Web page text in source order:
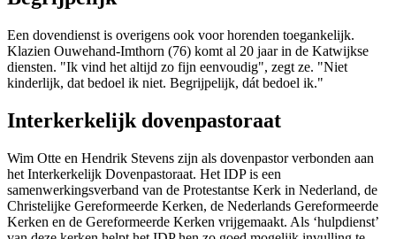
Een dovendienst is overigens ook voor horenden toegankelijk.
Klazien Ouwehand-Imthorn (76) komt al 20 jaar in de Katwijkse
diensten. "Ik vind het altijd zo fijn eenvoudig", zegt ze. "Niet
kinderlijk, dat bedoel ik niet. Begrijpelijk, dát bedoel ik."
Interkerkelijk dovenpastoraat
Wim Otte en Hendrik Stevens zijn als dovenpastor verbonden aan
het Interkerkelijk Dovenpastoraat. Het IDP is een
samenwerkingsverband van de Protestantse Kerk in Nederland, de
Christelijke Gereformeerde Kerken, de Nederlands Gereformeerde
Kerken en de Gereformeerde Kerken vrijgemaakt. Als ‘hulpdienst’